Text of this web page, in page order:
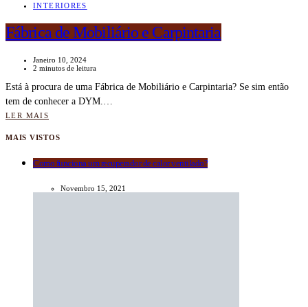
INTERIORES
Fábrica de Mobiliário e Carpintaria
Janeiro 10, 2024
2 minutos de leitura
Está à procura de uma Fábrica de Mobiliário e Carpintaria? Se sim então
tem de conhecer a DYM.…
LER MAIS
MAIS VISTOS
Como funciona um recuperador de calor ventilado?
Novembro 15, 2021